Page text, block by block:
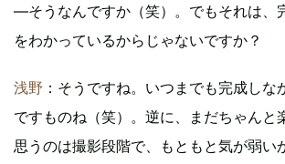
―そうなんですか（笑）。でもそれは、
をわかっているからじゃないですか？
浅野 ：そうですね。いつまでも完成しな
ですものね（笑）。逆に、まだちゃんと
思うのは撮影段階で、もともと気が弱い